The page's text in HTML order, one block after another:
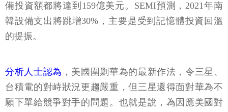
備投資額都將達到159億美元。SEMI預測，2021年南
韓設備支出將跳增30%，主要是受到記憶體投資回溫
的提振。
分析人士認為 ，美國圍剿華為的最新作法，令三星、
台積電的對峙狀況更趨嚴重，但三星還得面對華為不
願下單給競爭對手的問題。也就是說，為因應美國對